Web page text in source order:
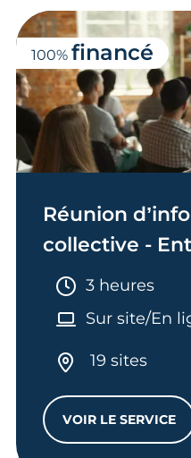
Réunion
collective -
Durée :
3 heures
Sur site/En
19 sites
VOIR LE SERVICE
RÉUNION
100% financé